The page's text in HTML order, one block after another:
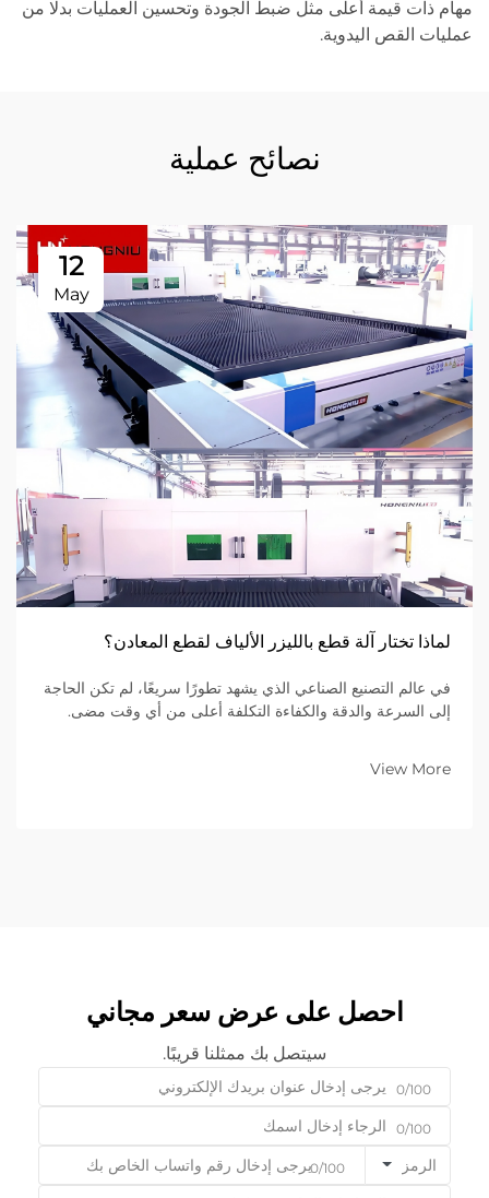
مهام ذات قيمة أعلى مثل ضبط الجودة وتحسين العمليات بدلًا من
عمليات القص اليدوية.
نصائح عملية
12
May
لماذا تختار آلة قطع بالليزر الألياف لقطع المعادن؟
في عالم التصنيع الصناعي الذي يشهد تطورًا سريعًا، لم تكن الحاجة
إلى السرعة والدقة والكفاءة التكلفة أعلى من أي وقت مضى.
استراتيجيًّا أساسيًّا...
View More
احصل على عرض سعر مجاني
سيتصل بك ممثلنا قريبًا.
0/100
0/100
الرمز 0/100